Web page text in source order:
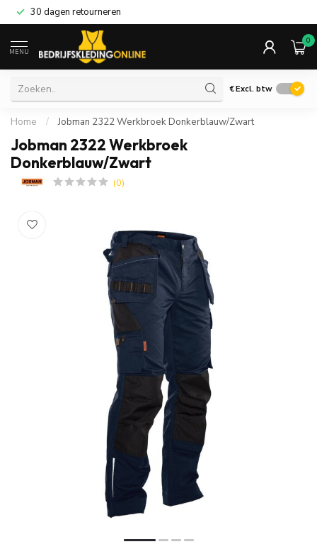
30 dagen retourneren
MENU
0
€Excl. btw
Home / Jobman 2322 Werkbroek Donkerblauw/Zwart
Jobman 2322 Werkbroek
Donkerblauw/Zwart
(0)